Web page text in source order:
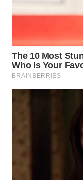
Wahana
Media
Group
WAHANA